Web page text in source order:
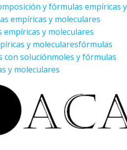
y fórmulas empíricas y
empíricas y moleculares
y moleculares
y molecularesfórmulas
con soluciónmoles y fórmulas
y moleculares